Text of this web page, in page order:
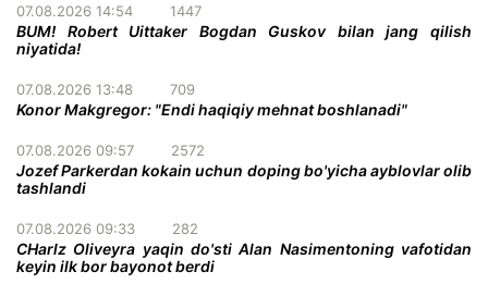
07.08.2026 14:54 1447
BUM! Robert Uittaker Bogdan Guskov bilan jang qilish
niyatida!
07.08.2026 13:48 709
Konor Makgregor: "Endi haqiqiy mehnat boshlanadi"
07.08.2026 09:57 2572
Jozef Parkerdan kokain uchun doping bo'yicha ayblovlar olib
tashlandi
07.08.2026 09:33 282
CHarlz Oliveyra yaqin do'sti Alan Nasimentoning vafotidan
keyin ilk bor bayonot berdi